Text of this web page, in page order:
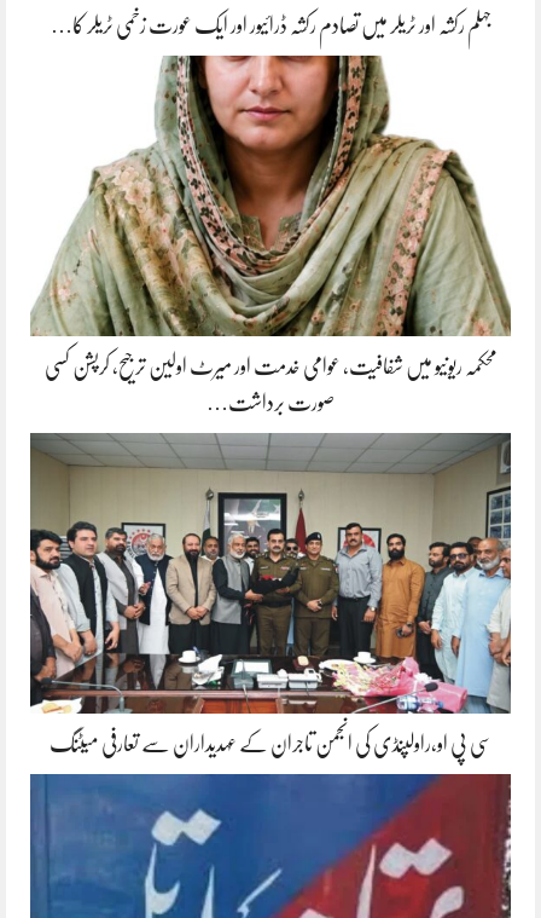
جہلم رکشہ اور ٹریلر میں تصادم رکشہ ڈرائیور اور ایک عورت زخمی ٹریلر کا…
محکمہ ریونیو میں شفافیت، عوامی خدمت اور میرٹ اولین ترجیح، کرپشن کسی
صورت برداشت…
سی پی او،راولپنڈی کی انجمن تاجران کے عہدیداران سے تعارفی میٹنگ